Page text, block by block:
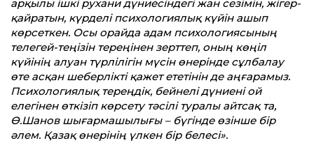
арқылы ішкі рухани дүниесіндегі жан сезімін, жігер-
қайратын, күрделі психологиялық күйін ашып
көрсеткен. Осы орайда адам психологиясының
телегей-теңізін тереңінен зерттеп, оның көңіл
күйінің алуан түрлілігін мүсін өнерінде сұлбалау
өте асқан шеберлікті қажет ететінін де аңғарамыз.
Психологиялық тереңдік, бейнелі дүниені ой
елегінен өткізіп көрсету тәсілі туралы айтсақ та,
Ө.Шанов шығармашылығы – бүгінде өзінше бір
әлем. Қазақ өнерінің үлкен бір белесі».